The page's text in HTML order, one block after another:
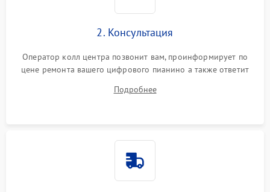
2. Консультация
Оператор колл центра позвонит вам, проинформирует по
цене ремонта вашего цифрового пианино а также ответит
Подробнее